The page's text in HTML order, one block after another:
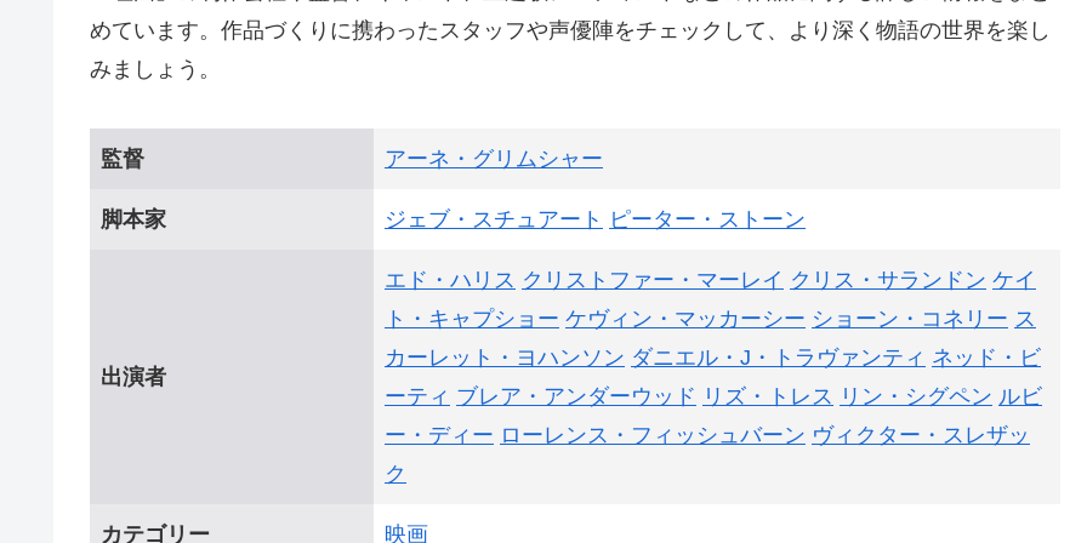
めています。作品づくりに携わったスタッフや声優陣をチェックして、より深く物語の世界を楽し
みましょう。
監督 アーネ・グリムシャー
脚本家 ジェブ・スチュアート ピーター・ストーン
出演者
エド・ハリス クリストファー・マーレイ クリス・サランドン ケイ
ト・キャプショー ケヴィン・マッカーシー ショーン・コネリー ス
カーレット・ヨハンソン ダニエル・J・トラヴァンティ ネッド・ビ
ーティ ブレア・アンダーウッド リズ・トレス リン・シグペン ルビ
ー・ディー ローレンス・フィッシュバーン ヴィクター・スレザッ
ク
カテゴリー 映画